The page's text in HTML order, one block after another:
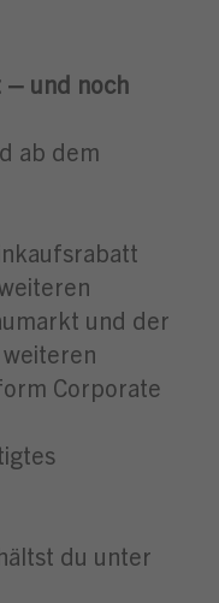
– und noch
ab dem
und der
weiteren
Corporate
du unter